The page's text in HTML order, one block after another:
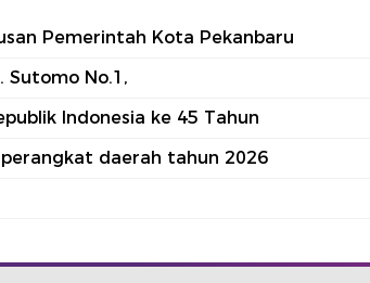
Pemerintah Kota Pekanbaru
Sutomo No.1,
Indonesia ke 45 Tahun
daerah tahun 2026